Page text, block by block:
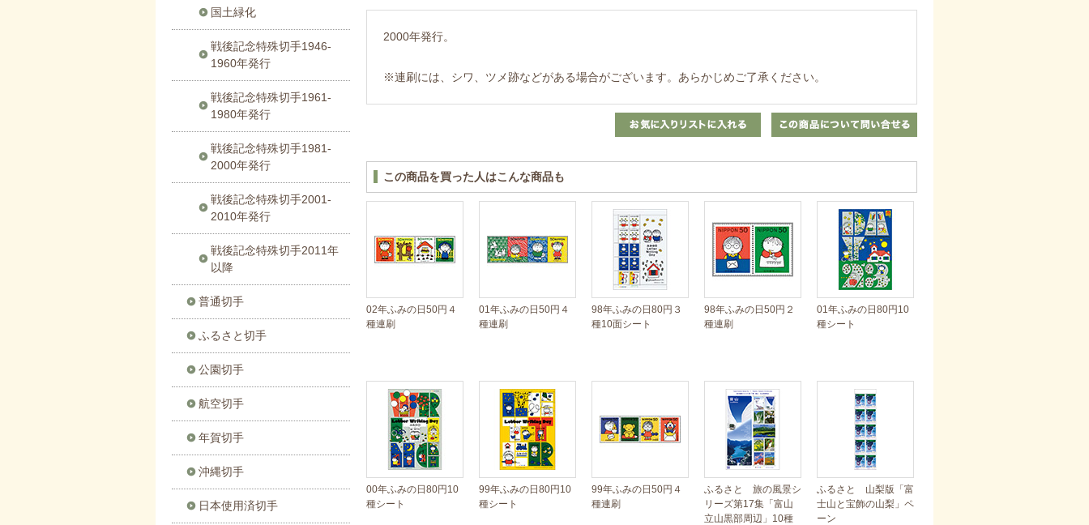
2000年発行。
※連刷には、シワ、ツメ跡などがある場合がございます。あらかじめご了承ください。
この商品を買った人はこんな商品も
02年ふみの日50円４
種連刷
01年ふみの日50円４
種連刷
98年ふみの日80円３
種10面シート
98年ふみの日50円２
種連刷
01年ふみの日80円10
種シート
00年ふみの日80円10
種シート
99年ふみの日80円10
種シート
99年ふみの日50円４
種連刷
ふるさと 旅の風景シ
リーズ第17集「富山
立山黒部周辺」10種
ふるさと 山梨版「富
士山と宝飾の山梨」ペ
ーン
国土緑化
戦後記念特殊切手1946-
1960年発行
戦後記念特殊切手1961-
1980年発行
戦後記念特殊切手1981-
2000年発行
戦後記念特殊切手2001-
2010年発行
戦後記念特殊切手2011年
以降
普通切手
ふるさと切手
公園切手
航空切手
年賀切手
沖縄切手
日本使用済切手